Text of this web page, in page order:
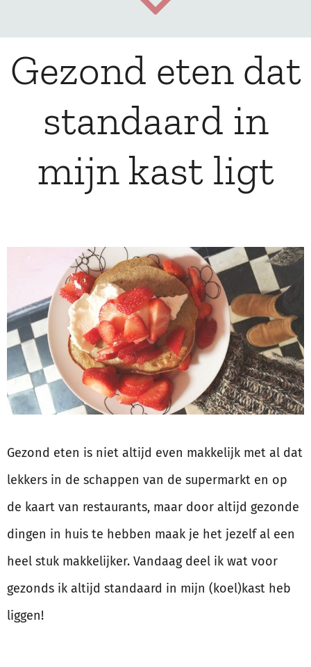
Gezond eten dat
standaard in
mijn kast ligt
Gezond eten is niet altijd even makkelijk met al dat
lekkers in de schappen van de supermarkt en op
de kaart van restaurants, maar door altijd gezonde
dingen in huis te hebben maak je het jezelf al een
heel stuk makkelijker. Vandaag deel ik wat voor
gezonds ik altijd standaard in mijn (koel)kast heb
liggen!